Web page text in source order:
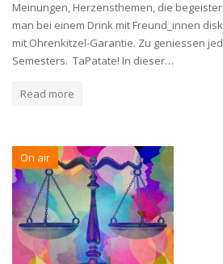
Meinungen, Herzensthemen, die
man bei einem Drink mit Freund_innen
mit Ohrenkitzel-Garantie. Zu geniessen
Semesters. TaPatate! In dieser…
Read more
On air